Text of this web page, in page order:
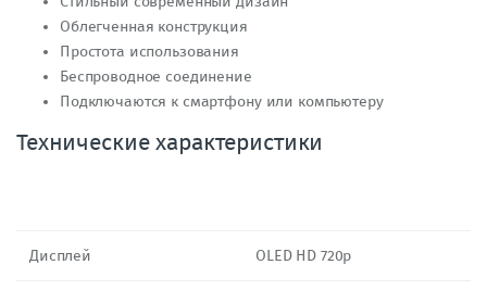
Облегченная конструкция
Простота использования
Беспроводное соединение
Подключаются к смартфону или компьютеру
Технические характеристики
Дисплей OLED HD 720p